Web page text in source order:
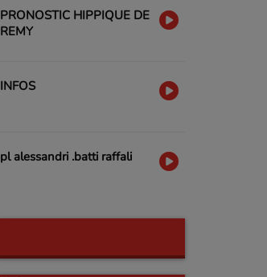
PRONOSTIC HIPPIQUE DE
REMY
INFOS
pl alessandri .batti raffali